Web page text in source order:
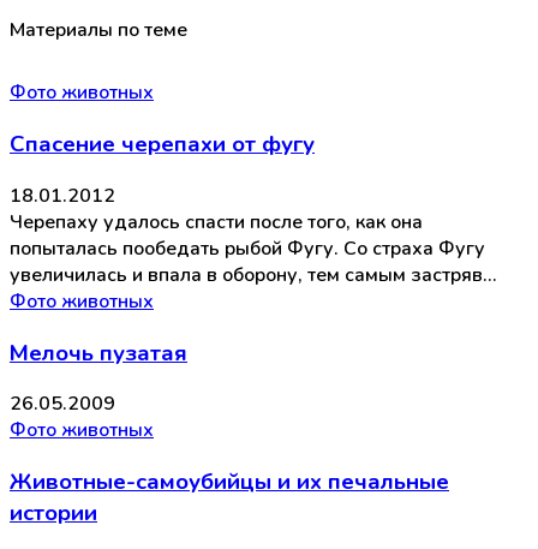
Материалы по теме
Фото животных
Спасение черепахи от фугу
18.01.2012
Черепаху удалось спасти после того, как она
попыталась пообедать рыбой Фугу. Со страха Фугу
увеличилась и впала в оборону, тем самым застряв…
Фото животных
Мелочь пузатая
26.05.2009
Фото животных
Животные-самоубийцы и их печальные
истории